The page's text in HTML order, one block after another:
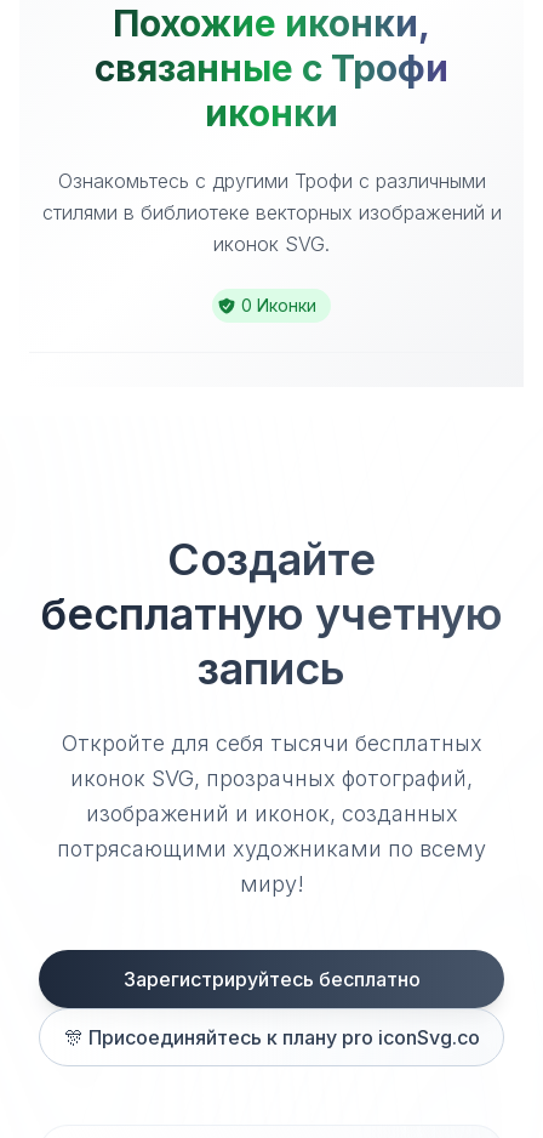
Похожие иконки,
связанные с Трофи
иконки
Ознакомьтесь с другими Трофи с различными
стилями в библиотеке векторных изображений и
иконок SVG.
0 Иконки
Создайте
бесплатную учетную
запись
Откройте для себя тысячи бесплатных
иконок SVG, прозрачных фотографий,
изображений и иконок, созданных
потрясающими художниками по всему
миру!
Зарегистрируйтесь бесплатно
🎊 Присоединяйтесь к плану pro iconSvg.co